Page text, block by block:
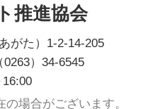
推進協会
がた）1-2-14-205
）34-6545
16:00
場合がございます。